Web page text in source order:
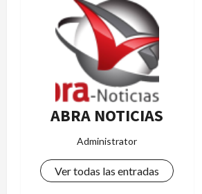
ABRA NOTICIAS
Administrator
Ver todas las entradas